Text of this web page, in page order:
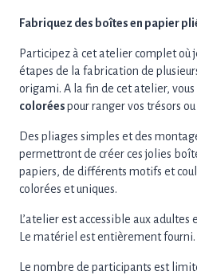
Fabriquez des boîtes en papier
Participez à cet atelier complet où
étapes de la fabrication de
origami. A la fin de cet atelier, vous
coloréespour ranger vos trésors
Des pliages simples et des
permettront de créer ces jolies
papiers, de différents motifs et
colorées et uniques.
L’atelier est accessible aux adultes
Le matériel est entièrement fourni.
Le nombre de participants est